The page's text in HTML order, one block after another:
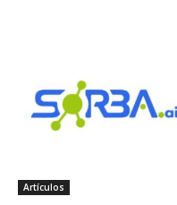
Artículos